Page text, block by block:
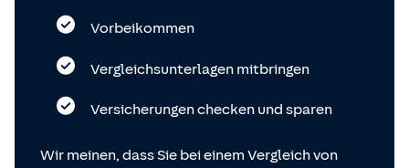
Vorbeikommen
Vergleichsunterlagen mitbringen
Versicherungen checken und sparen
Wir meinen, dass Sie bei einem Vergleich von